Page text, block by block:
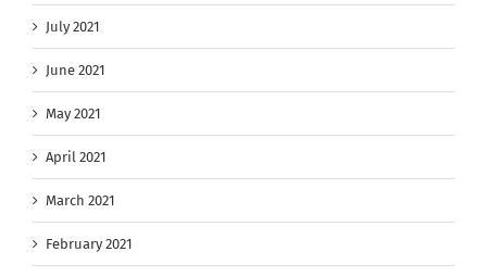
July 2021
June 2021
May 2021
April 2021
March 2021
February 2021